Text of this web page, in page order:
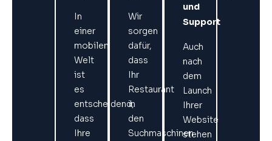
In
einer
mobilen
Welt
ist
es
entscheidend,
dass
Ihre
Wir
sorgen
dafür,
dass
Ihr
Restaurant
in
den
Suchmaschinen
und
Support
Auch
nach
dem
Launch
Ihrer
Website
stehen